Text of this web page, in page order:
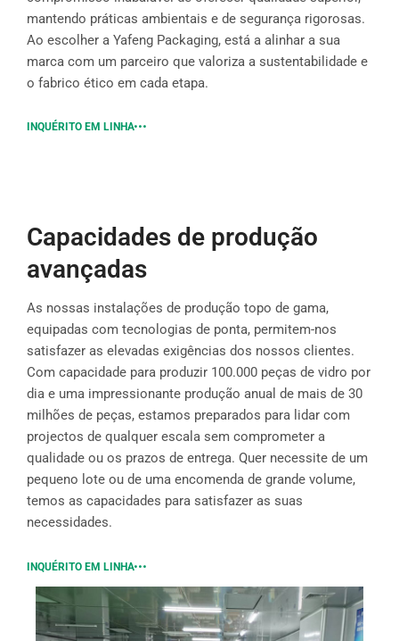
mantendo práticas ambientais e de segurança rigorosas.
Ao escolher a Yafeng Packaging, está a alinhar a sua
marca com um parceiro que valoriza a sustentabilidade e
o fabrico ético em cada etapa.
INQUÉRITO EM LINHA
Capacidades de produção
avançadas
As nossas instalações de produção topo de gama,
equipadas com tecnologias de ponta, permitem-nos
satisfazer as elevadas exigências dos nossos clientes.
Com capacidade para produzir 100.000 peças de vidro por
dia e uma impressionante produção anual de mais de 30
milhões de peças, estamos preparados para lidar com
projectos de qualquer escala sem comprometer a
qualidade ou os prazos de entrega. Quer necessite de um
pequeno lote ou de uma encomenda de grande volume,
temos as capacidades para satisfazer as suas
necessidades.
INQUÉRITO EM LINHA